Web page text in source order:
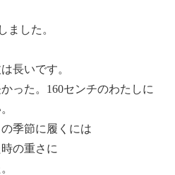
ました。
長いです。
った。160センチのわたしに
季節に履くには
の重さに